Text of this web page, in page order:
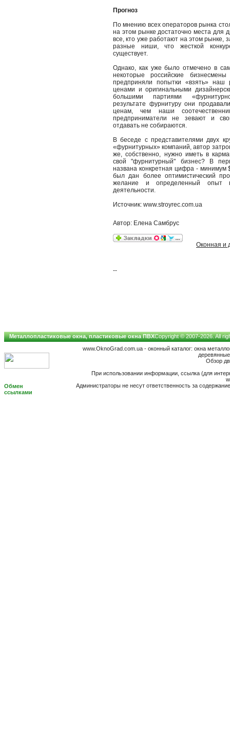
Прогноз
По мнению всех операторов рынка
на этом рынке достаточно места для
все, кто уже работают на этом рынке,
разные ниши, что жесткой
существует.
Однако, как уже было отмечено в
некоторые российские
предприняли попытки «взять» наш
ценами и оригинальными
большими партиями
результате фурнитуру они
ценам, чем наши
предприниматели не зевают и
отдавать не собираются.
В беседе с представителями двух
«фурнитурных» компаний, автор
же, собственно, нужно иметь в
свой "фурнитурный" бизнес? В
названа конкретная цифра - минимум
был дан более оптимистический
желание и определенный опыт
деятельности.
Источник: www.stroyrec.com.ua
Автор: Елена Самбрус
Оконная и
--
Металлопластиковые окна, пластиковые окна ПВХCopyright © 2007-2026. All
www.OknoGrad.com.ua - оконный каталог: окна
Обзор
При использовании информации, ссылка (для
Администраторы не несут ответственность за
Обмен
ссылками